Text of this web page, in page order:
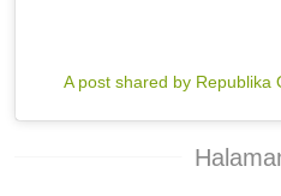
A post shared by Republika